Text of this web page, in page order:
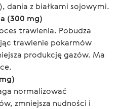
dania z białkami sojowymi.
(300 mg)
trawienia. Pobudza
trawienie pokarmów
produkcję gazów. Ma
normalizować
zmniejsza nudności i